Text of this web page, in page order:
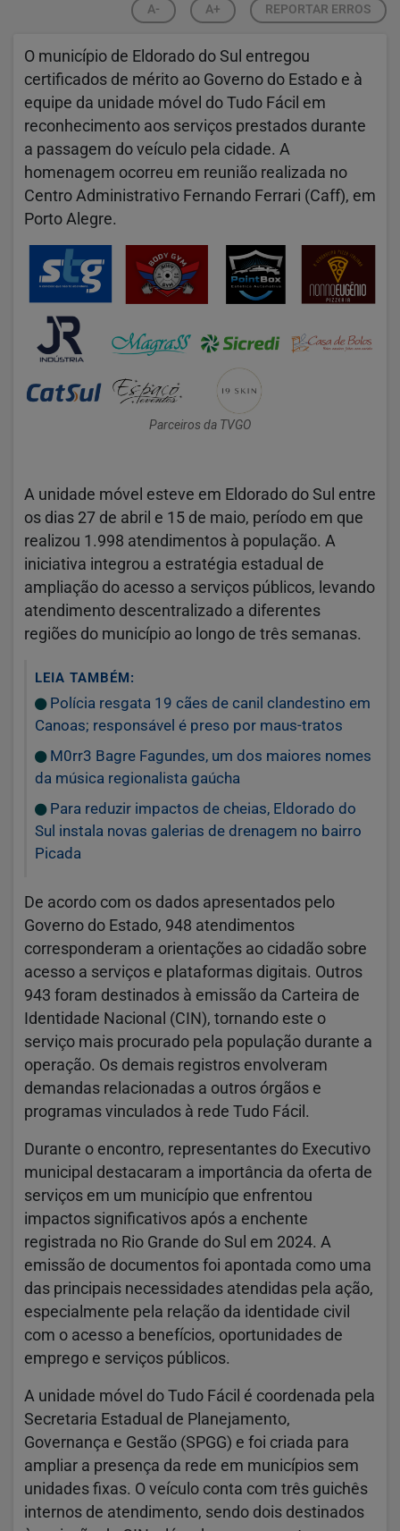
A- A+ REPORTAR ERROS
O município de Eldorado do Sul entregou
certificados de mérito ao Governo do Estado e à
equipe da unidade móvel do Tudo Fácil em
reconhecimento aos serviços prestados durante
a passagem do veículo pela cidade. A
homenagem ocorreu em reunião realizada no
Centro Administrativo Fernando Ferrari (Caff), em
Porto Alegre.
Parceiros da TVGO
A unidade móvel esteve em Eldorado do Sul entre
os dias 27 de abril e 15 de maio, período em que
realizou 1.998 atendimentos à população. A
iniciativa integrou a estratégia estadual de
ampliação do acesso a serviços públicos, levando
atendimento descentralizado a diferentes
regiões do município ao longo de três semanas.
LEIA TAMBÉM:
Polícia resgata 19 cães de canil clandestino em
Canoas; responsável é preso por maus-tratos
M0rr3 Bagre Fagundes, um dos maiores nomes
da música regionalista gaúcha
Para reduzir impactos de cheias, Eldorado do
Sul instala novas galerias de drenagem no bairro
Picada
De acordo com os dados apresentados pelo
Governo do Estado, 948 atendimentos
corresponderam a orientações ao cidadão sobre
acesso a serviços e plataformas digitais. Outros
943 foram destinados à emissão da Carteira de
Identidade Nacional (CIN), tornando este o
serviço mais procurado pela população durante a
operação. Os demais registros envolveram
demandas relacionadas a outros órgãos e
programas vinculados à rede Tudo Fácil.
Durante o encontro, representantes do Executivo
municipal destacaram a importância da oferta de
serviços em um município que enfrentou
impactos significativos após a enchente
registrada no Rio Grande do Sul em 2024. A
emissão de documentos foi apontada como uma
das principais necessidades atendidas pela ação,
especialmente pela relação da identidade civil
com o acesso a benefícios, oportunidades de
emprego e serviços públicos.
A unidade móvel do Tudo Fácil é coordenada pela
Secretaria Estadual de Planejamento,
Governança e Gestão (SPGG) e foi criada para
ampliar a presença da rede em municípios sem
unidades fixas. O veículo conta com três guichês
internos de atendimento, sendo dois destinados